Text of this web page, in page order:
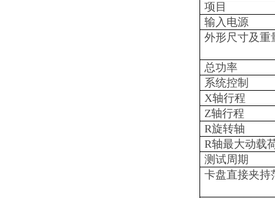
项目
输入电源
外形尺寸及重
总功率
系统控制
X轴行程
Z轴行程
R旋转轴
R轴最大动载
测试周期
卡盘直接夹持